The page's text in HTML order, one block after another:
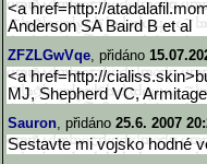
<a href=http://
Anderson SA Baird B et al
ZFZLGwVqe, přidáno
<a href=http://
MJ, Shepherd VC,
Sauron, přidáno 25.6. 2007
Sestavte mi vojsko hodné